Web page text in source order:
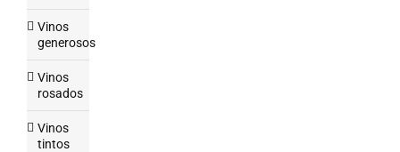
Vinos
generosos
Vinos
rosados
Vinos
tintos